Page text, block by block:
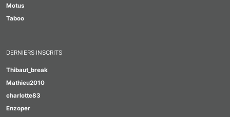
Motus
Taboo
DERNIERS INSCRITS
Thibaut_break
Mathieu2010
charlotte83
Enzoper